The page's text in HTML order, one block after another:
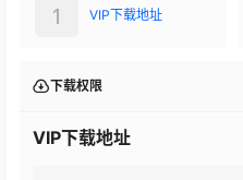
VIP下载地址
1
下载权限
VIP下载地址